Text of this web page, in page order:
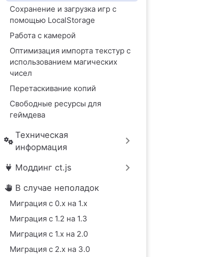
Сохранение и загрузка игр с
помощью LocalStorage
Работа с камерой
Оптимизация импорта текстур с
использованием магических
чисел
Перетаскивание копий
Свободные ресурсы для
геймдева
Техническая
информация
Моддинг ct.js
В случае неполадок
Миграция с 0.x на 1.x
Миграция с 1.2 на 1.3
Миграция с 1.x на 2.0
Миграция с 2.x на 3.0